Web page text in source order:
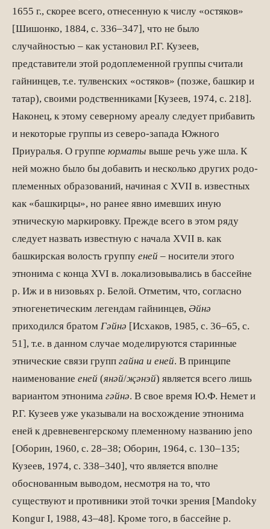
1655 г., скорее всего, отнесенную к числу «остяков»
[Шишонко, 1884, с. 336–347], что не было
случайностью – как установил Р.Г. Кузеев,
представители этой родоплеменной группы считали
гайнинцев, т.е. тулвенских «остяков» (позже, башкир и
татар), своими родственниками [Кузеев, 1974, с. 218].
Наконец, к этому северному ареалу следует прибавить
и некоторые группы из северо-запада Южного
Приуралья. О группе юрматы выше речь уже шла. К
ней можно было бы добавить и несколько других родо-
племенных образований, начиная с XVII в. известных
как «башкирцы», но ранее явно имевших иную
этническую маркировку. Прежде всего в этом ряду
следует назвать известную с начала XVII в. как
башкирская волость группу еней – носители этого
этнонима с конца XVI в. локализовывались в бассейне
р. Иж и в низовьях р. Белой. Отметим, что, согласно
этногенетическим легендам гайнинцев, Әйнә
приходился братом Гәйнә [Исхаков, 1985, с. 36–65, с.
51], т.е. в данном случае моделируются старинные
этнические связи групп гайна и еней. В принципе
наименование еней (янәй/җәнэй) является всего лишь
вариантом этнонима гәйнә. В свое время Ю.Ф. Немет и
Р.Г. Кузеев уже указывали на восхождение этнонима
еней к древневенгерскому племенному названию jeno
[Оборин, 1960, с. 28–38; Оборин, 1964, с. 130–135;
Кузеев, 1974, с. 338–340], что является вполне
обоснованным выводом, несмотря на то, что
существуют и противники этой точки зрения [Mandoky
Kongur I, 1988, 43–48]. Кроме того, в бассейне р.